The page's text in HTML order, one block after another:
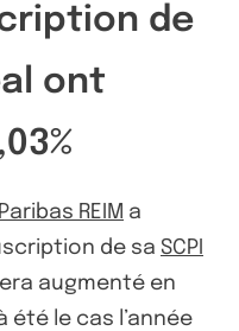
de
ont
REIM a
de sa SCPI
augmenté en
été le cas l’année